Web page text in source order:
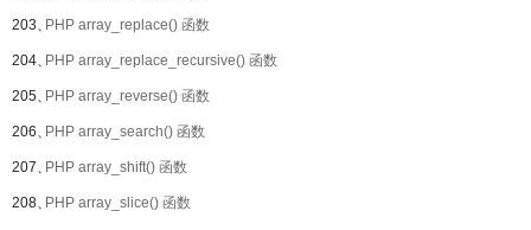
203、PHP array_replace() 函数
204、PHP array_replace_recursive() 函数
205、PHP array_reverse() 函数
206、PHP array_search() 函数
207、PHP array_shift() 函数
208、PHP array_slice() 函数